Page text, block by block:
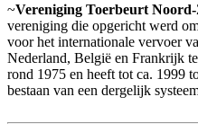
~Vereniging Toerbeurt
vereniging die opgericht werd
voor het internationale vervoer
Nederland, België en Frankrijk
rond 1975 en heeft tot ca. 1999
bestaan van een dergelijk